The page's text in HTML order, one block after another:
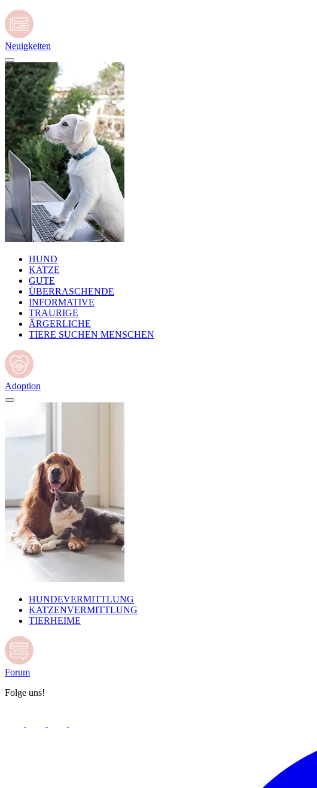
Neuigkeiten
HUND
KATZE
GUTE
ÜBERRASCHENDE
INFORMATIVE
TRAURIGE
ÄRGERLICHE
TIERE SUCHEN MENSCHEN
Adoption
HUNDEVERMITTLUNG
KATZENVERMITTLUNG
TIERHEIME
Forum
Folge uns!